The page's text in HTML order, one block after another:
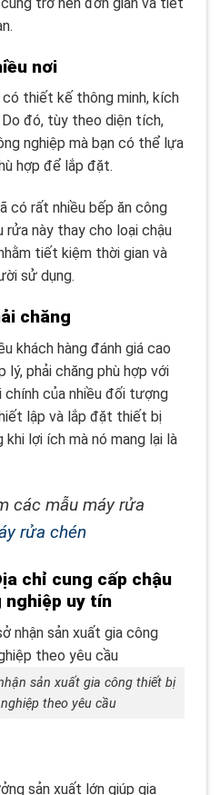
nơi
có thiết kế thông minh, kích
đó, tùy theo diện tích,
nghiệp mà bạn có thể lựa
hợp để lắp đặt.
có rất nhiều bếp ăn công
rửa này thay cho loại chậu
tiết kiệm thời gian và
sử dụng.
chăng
khách hàng đánh giá cao
lý, phải chăng phù hợp với
chính của nhiều đối tượng
lập và lắp đặt thiết bị
lợi ích mà nó mang lại là
các mẫu máy rửa
rửa chén
chỉ cung cấp chậu
nghiệp uy tín
sản xuất gia công thiết bị
theo yêu cầu
sản xuất lớn giúp gia